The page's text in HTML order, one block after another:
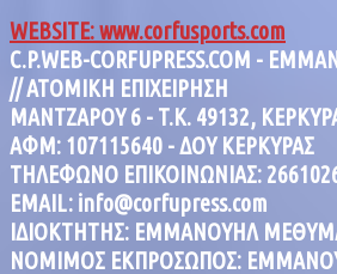
WEBSITE: www.corfusports.com
C.P.WEB-CORFUPRESS.COM -
// ΑΤΟΜΙΚΗ ΕΠΙΧΕΙΡΗΣΗ
MANTZAΡΟΥ 6 - T.K. 49132,
ΑΦΜ: 107115640 - ΔΟΥ ΚΕΡΚΥΡΑΣ
ΤΗΛΕΦΩΝΟ ΕΠΙΚΟΙΝΩΝΙΑΣ:
EMAIL: info@corfupress.com
ΙΔΙΟΚΤΗΤΗΣ: EMMANOYΗΛ
ΝΟΜΙΜΟΣ ΕΚΠΡΟΣΩΠΟΣ: